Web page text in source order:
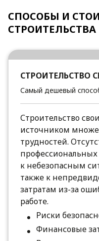
СПОСОБЫ И
СТРОИТЕЛЬСТВА
СТРОИТЕЛЬСТВО
Самый дешевый
Строительство
источником
трудностей.
к небезопасным
также к
затратам из-за
работе.
Риски
Финансовые